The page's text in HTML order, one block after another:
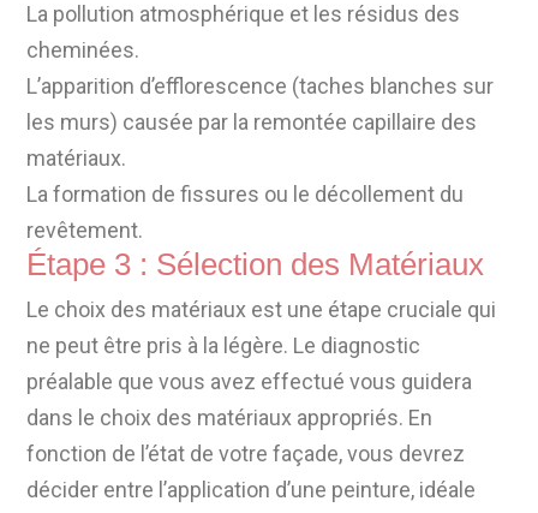
La pollution atmosphérique et les résidus des
cheminées.
L’apparition d’efflorescence (taches blanches sur
les murs) causée par la remontée capillaire des
matériaux.
La formation de fissures ou le décollement du
revêtement.
Étape 3 : Sélection des Matériaux
Le choix des matériaux est une étape cruciale qui
ne peut être pris à la légère. Le diagnostic
préalable que vous avez effectué vous guidera
dans le choix des matériaux appropriés. En
fonction de l’état de votre façade, vous devrez
décider entre l’application d’une peinture, idéale